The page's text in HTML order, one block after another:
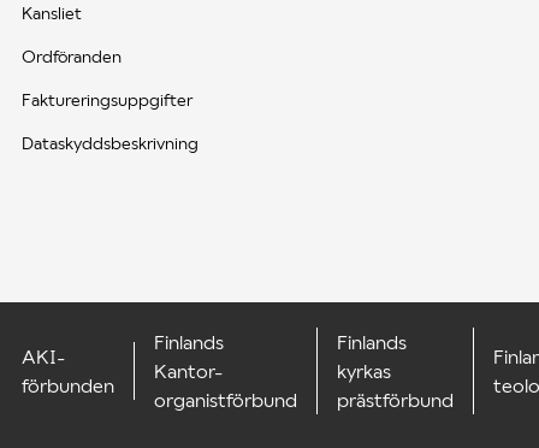
Kansliet
Ordföranden
Faktureringsuppgifter
Dataskyddsbeskrivning
AKI-
förbunden
Finlands
Kantor-
organistförbund
Finlands
kyrkas
prästförbund